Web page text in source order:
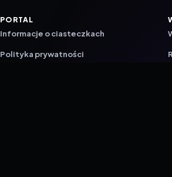
PORTAL
Informacje o ciasteczkach
Polityka prywatności